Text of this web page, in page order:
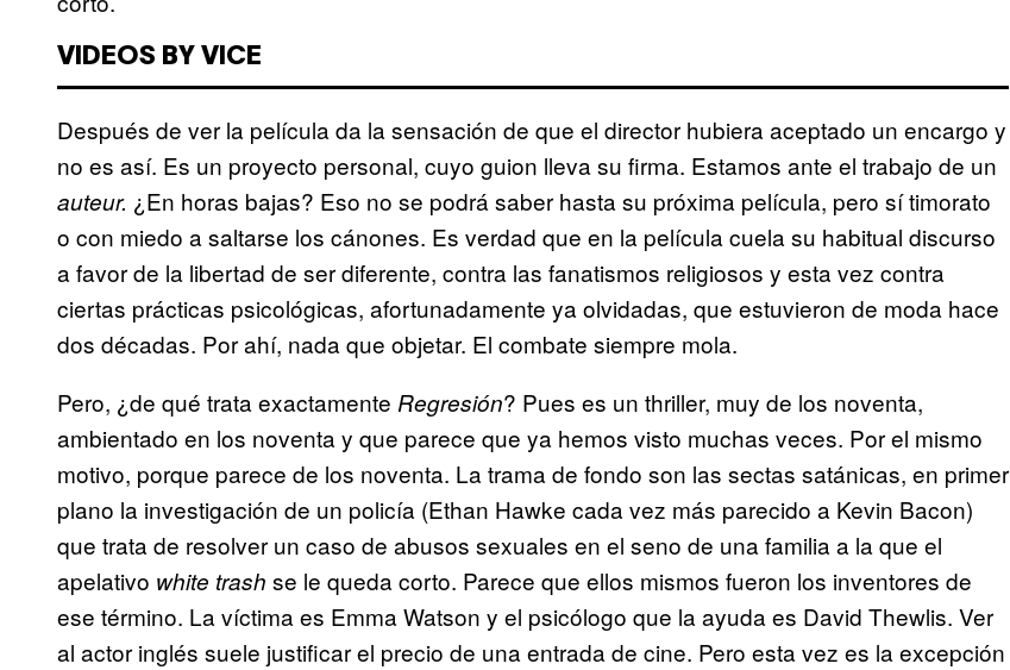
VIDEOS BY VICE
Después de ver la película da la sensación de que el director hubiera aceptado un encargo y
no es así. Es un proyecto personal, cuyo guion lleva su firma. Estamos ante el trabajo de un
auteur. ¿En horas bajas? Eso no se podrá saber hasta su próxima película, pero sí timorato
o con miedo a saltarse los cánones. Es verdad que en la película cuela su habitual discurso
a favor de la libertad de ser diferente, contra las fanatismos religiosos y esta vez contra
ciertas prácticas psicológicas, afortunadamente ya olvidadas, que estuvieron de moda hace
dos décadas. Por ahí, nada que objetar. El combate siempre mola.
Pero, ¿de qué trata exactamente Regresión? Pues es un thriller, muy de los noventa,
ambientado en los noventa y que parece que ya hemos visto muchas veces. Por el mismo
motivo, porque parece de los noventa. La trama de fondo son las sectas satánicas, en primer
plano la investigación de un policía (Ethan Hawke cada vez más parecido a Kevin Bacon)
que trata de resolver un caso de abusos sexuales en el seno de una familia a la que el
apelativo white trash se le queda corto. Parece que ellos mismos fueron los inventores de
ese término. La víctima es Emma Watson y el psicólogo que la ayuda es David Thewlis. Ver
al actor inglés suele justificar el precio de una entrada de cine. Pero esta vez es la excepción